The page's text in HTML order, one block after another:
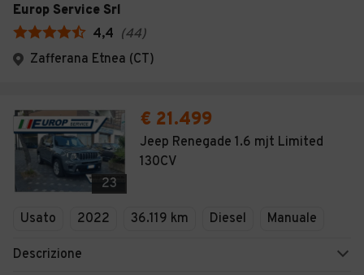
Europ Service Srl
4,4 (44)
Zafferana Etnea (CT)
23
€ 21.499
Jeep Renegade 1.6 mjt Limited
130CV
Usato 2022 36.119 km Diesel Manuale
Descrizione